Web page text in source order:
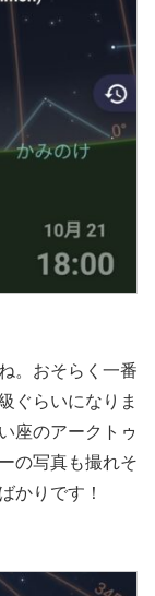
。おそらく一番
ぐらいになりま
座のアークトゥ
の写真も撮れそ
かりです！